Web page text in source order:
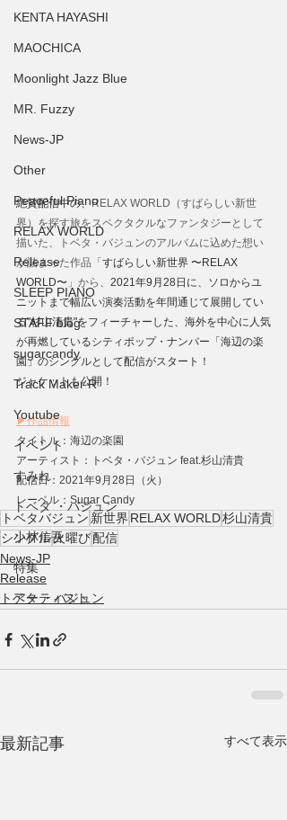
KENTA HAYASHI
MAOCHICA
Moonlight Jazz Blue
MR. Fuzzy
News-JP
Other
Peaceful Piano
RELAX WORLD
Release
SLEEP PIANO
STAFF blog
sugarcandy
Track Maker R
Youtube
イベント
すみれ
トベタ ・バジュン
小林信吾
特集
アーティスト
絶賛配信中の、RELAX WORLD（すばらしい新世
界）を探す旅をスペクタクルなファンタジーとして
描いた、トベタ・バジュンのアルバムに込めた想い
が詰まった作品「 すばらしい新世界 〜RELAX
WORLD〜 」から、 2021年9月28日に、ソロからユ
ニットまで幅広い演奏活動を年間通じて展開してい
る"杉山清貴"をフィーチャーした、海外を中心に人気
が再燃しているシティポップ・ナンバー「海辺の楽
園」のシングルとして配信がスタート！
ジャケットも公開！
▶作品情報
タイトル：海辺の楽園
アーティスト：トベタ・バジュン feat.杉山清貴
配信日：2021年9月28日（火）
レーベル：Sugar Candy
トベタバジュン 新世界 RELAX WORLD杉山清貴
シングル火曜び配信
News-JP
Release
トベタ ・バジュン
最新記事 すべて表示